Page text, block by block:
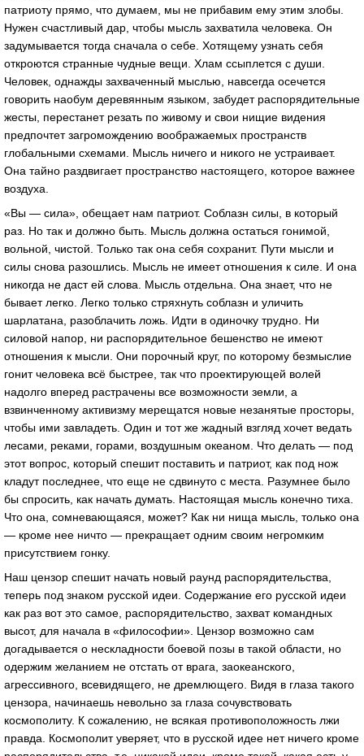
патриоту прямо, что думаем, мы не прибавим ему этим злобы.
Нужен счастливый дар, чтобы мысль захватила человека. Он
задумывается тогда сначала о себе. Хотящему узнать себя
откроются странные чудные вещи. Хлам ссыплется с души.
Человек, однажды захваченный мыслью, навсегда осечется
говорить наобум деревянным языком, забудет распорядительные
жесты, перестанет резать по живому и свои нищие видения
предпочтет загромождению воображаемых пространств
глобальными схемами. Мысль ничего и никого не устраивает.
Она тайно раздвигает пространство настоящего, которое важнее
воздуха.
«Вы — сила», обещает нам патриот. Соблазн силы, в который
раз. Но так и должно быть. Мысль должна остаться гонимой,
вольной, чистой. Только так она себя сохранит. Пути мысли и
силы снова разошлись. Мысль не имеет отношения к силе. И она
никогда не даст ей слова. Мысль отдельна. Она знает, что не
бывает легко. Легко только стряхнуть соблазн и уличить
шарлатана, разоблачить ложь. Идти в одиночку трудно. Ни
силовой напор, ни распорядительное бешенство не имеют
отношения к мысли. Они порочный круг, по которому безмыслие
гонит человека всё быстрее, так что проектирующей волей
надолго вперед растрачены все возможности земли, а
взвинченному активизму мерещатся новые незанятые просторы,
чтобы ими завладеть. Один и тот же жадный взгляд хочет ведать
лесами, реками, горами, воздушным океаном. Что делать — под
этот вопрос, который спешит поставить и патриот, как под нож
кладут последнее, что еще не сдвинуто с места. Разумнее было
бы спросить, как начать думать. Настоящая мысль конечно тиха.
Что она, сомневающаяся, может? Как ни нища мысль, только она
— кроме нее ничто — прекращает одним своим негромким
присутствием гонку.
Наш цензор спешит начать новый раунд распорядительства,
теперь под знаком русской идеи. Содержание его русской идеи
как раз вот это самое, распорядительство, захват командных
высот, для начала в «философии». Цензор возможно сам
догадывается о нескладности боевой позы в такой области, но
одержим желанием не отстать от врага, заокеанского,
агрессивного, всевидящего, не дремлющего. Видя в глаза такого
цензора, начинаешь невольно за глаза сочувствовать
космополиту. К сожалению, не всякая противоположность лжи
правда. Космополит уверяет, что в русской идее нет ничего кроме